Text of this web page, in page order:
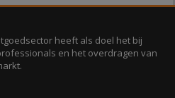
heeft als doel het bij
en het overdragen van